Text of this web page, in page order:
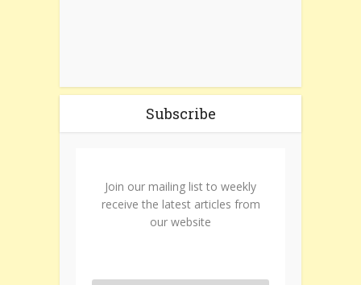
Subscribe
Join our mailing list to weekly
receive the latest articles from
our website